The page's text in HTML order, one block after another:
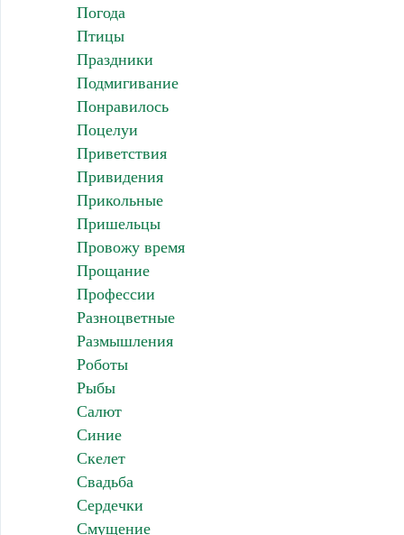
Погода
Птицы
Праздники
Подмигивание
Понравилось
Поцелуи
Приветствия
Привидения
Прикольные
Пришельцы
Провожу время
Прощание
Профессии
Разноцветные
Размышления
Роботы
Рыбы
Салют
Синие
Скелет
Свадьба
Сердечки
Смущение